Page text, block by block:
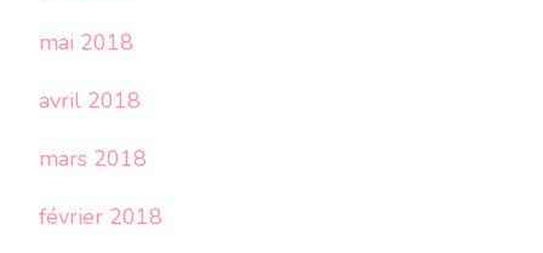
mai 2018
avril 2018
mars 2018
février 2018